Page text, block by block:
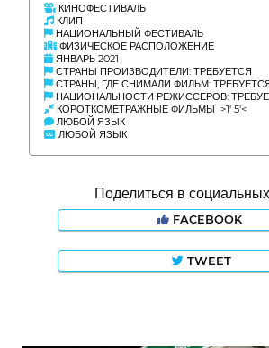
КИНОФЕСТИВАЛЬ
КЛИП
НАЦИОНАЛЬНЫЙ ФЕСТИВАЛЬ
ФИЗИЧЕСКОЕ РАСПОЛОЖЕНИЕ
ЯНВАРЬ 2021
СТРАНЫ ПРОИЗВОДИТЕЛИ: ТРЕБУЕТСЯ
СТРАНЫ, ГДЕ СНИМАЛИ ФИЛЬМ:
НАЦИОНАЛЬНОСТИ РЕЖИССЕРОВ:
КОРОТКОМЕТРАЖНЫЕ ФИЛЬМЫ >1' 5'<
ЛЮБОЙ ЯЗЫК
ЛЮБОЙ ЯЗЫК
Поделиться в
FACEBOOK
TWEET